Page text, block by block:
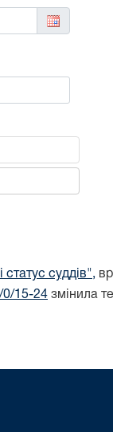
статус суддів",
0/15-24 змінила